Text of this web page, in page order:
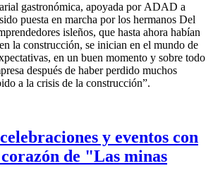
gastronómica, apoyada por ADAD a
puesta en marcha por los hermanos Del
isleños, que hasta ahora habían
la construcción, se inician en el mundo de
en un buen momento y sobre todo
después de haber perdido muchos
a la crisis de la construcción”.
y eventos con
de "Las minas